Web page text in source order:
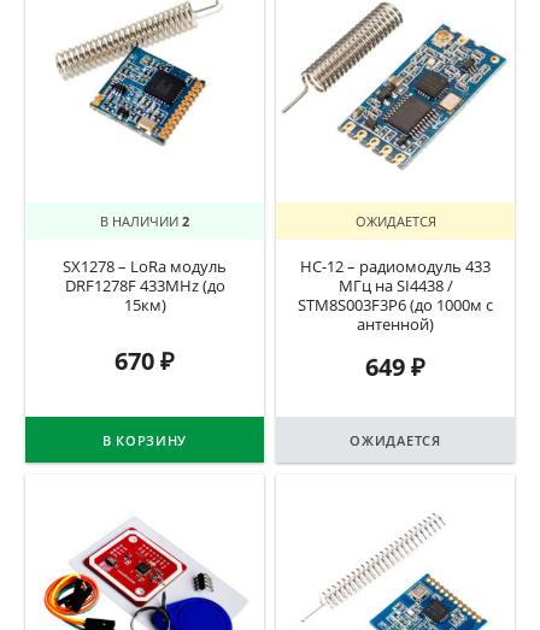
В НАЛИЧИИ 2
SX1278 – LoRa модуль
DRF1278F 433MHz (до
15км)
670₽
В КОРЗИНУ
ОЖИДАЕТСЯ
HC-12 – радиомодуль 433
МГц на SI4438 /
STM8S003F3P6 (до 1000м с
антенной)
649₽
ОЖИДАЕТСЯ